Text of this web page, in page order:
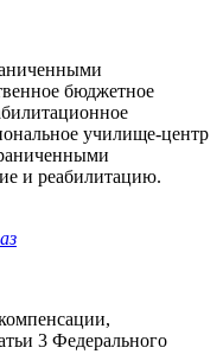
бюджетное
училище-центр
и реабилитацию.
3 Федерального